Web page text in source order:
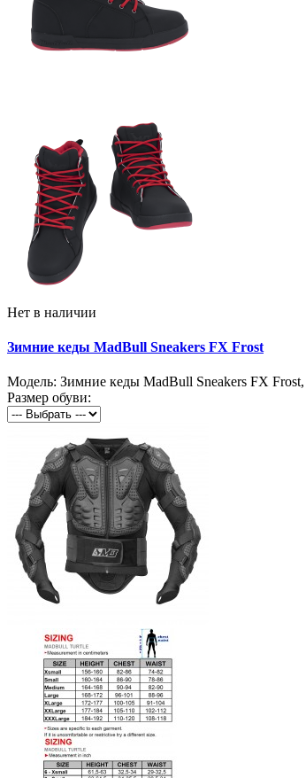
Нет в наличии
Зимние кеды MadBull Sneakers FX Frost
Модель: Зимние кеды MadBull Sneakers FX Frost,
Размер обуви: